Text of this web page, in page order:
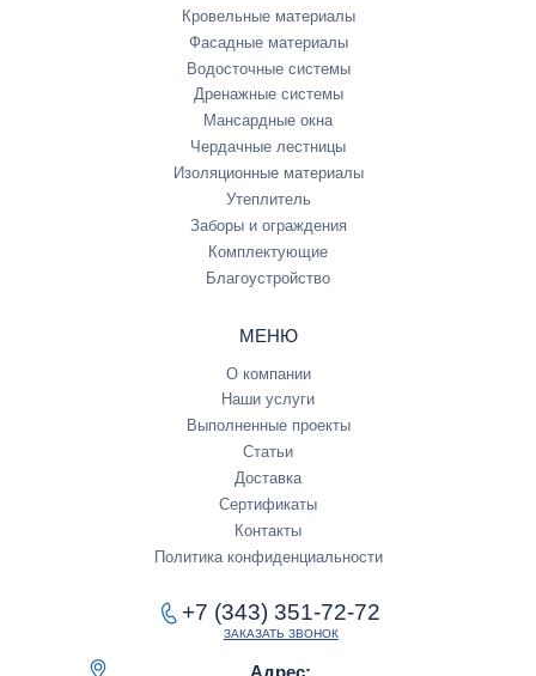
Кровельные материалы
Фасадные материалы
Водосточные системы
Дренажные системы
Мансардные окна
Чердачные лестницы
Изоляционные материалы
Утеплитель
Заборы и ограждения
Комплектующие
Благоустройство
МЕНЮ
О компании
Наши услуги
Выполненные проекты
Статьи
Доставка
Сертификаты
Контакты
Политика конфиденциальности
+7 (343) 351-72-72
ЗАКАЗАТЬ ЗВОНОК